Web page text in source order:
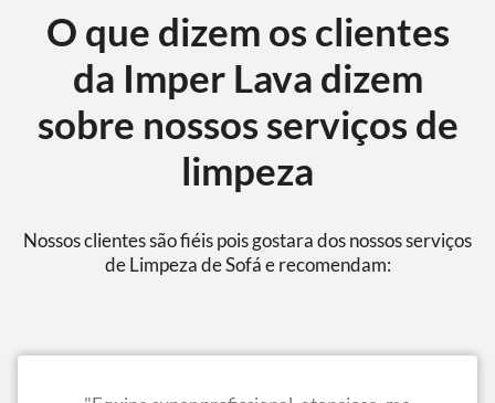
O que dizem os clientes
da Imper Lava dizem
sobre nossos serviços de
limpeza
Nossos clientes são fiéis pois gostara dos nossos serviços
de Limpeza de Sofá e recomendam: